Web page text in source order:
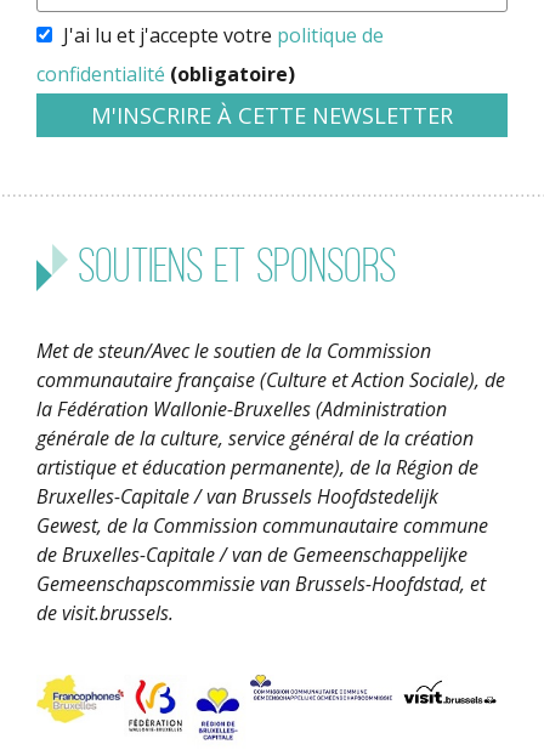
J'ai lu et j'accepte votre politique de
confidentialité (obligatoire)
Soutiens et sponsors
Met de steun/Avec le soutien de la Commission
communautaire française (Culture et Action Sociale), de
la Fédération Wallonie-Bruxelles (Administration
générale de la culture, service général de la création
artistique et éducation permanente), de la Région de
Bruxelles-Capitale / van Brussels Hoofdstedelijk
Gewest, de la Commission communautaire commune
de Bruxelles-Capitale / van de Gemeenschappelijke
Gemeenschapscommissie van Brussels-Hoofdstad, et
de visit.brussels.